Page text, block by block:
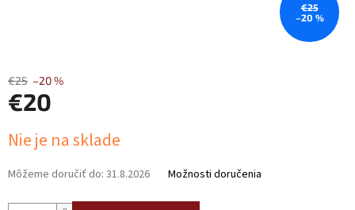
€25
–20 %
€25 –20 %
€20
cena:
Nie je na sklade
Môžeme doručiť do: 31.8.2026 Možnosti doručenia